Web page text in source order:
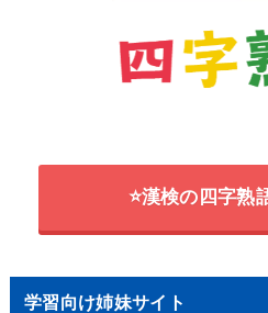
⭐漢検の四字熟
学習向け姉妹サイト